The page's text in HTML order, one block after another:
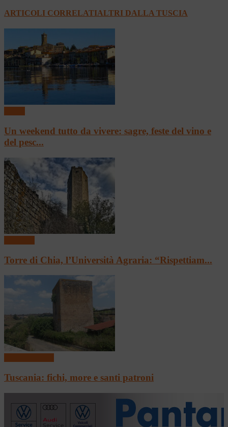
ARTICOLI CORRELATIALTRI DALLA TUSCIA
Un weekend tutto da vivere: sagre, feste del vino e
del pesc...
Torre di Chia, l’Università Agraria: “Rispettiam...
Tuscania: fichi, more e santi patroni